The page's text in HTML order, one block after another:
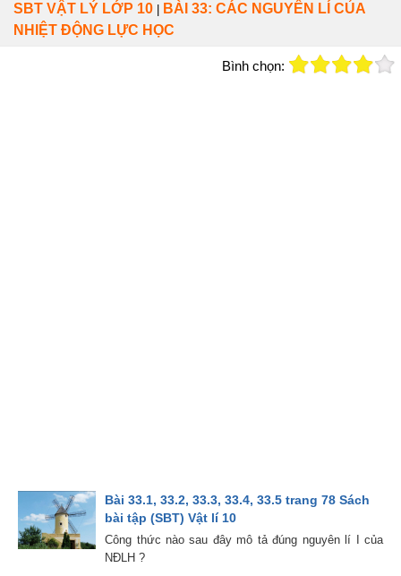
SBT VẬT LÝ LỚP 10
BÀI 33: CÁC NGUYÊN LÍ CỦA
NHIỆT ĐỘNG LỰC HỌC
Bình chọn:
Bài 33.1, 33.2, 33.3, 33.4, 33.5 trang 78 Sách
bài tập (SBT) Vật lí 10
Công thức nào sau đây mô tả đúng nguyên lí I của
NĐLH ?